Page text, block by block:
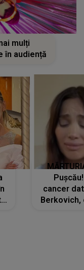
mulți
în audiență
cancer
Berkovich,